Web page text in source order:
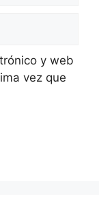
y web
vez que